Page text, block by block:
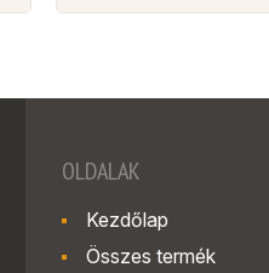
OLDALAK
Kezdőlap
Összes termék